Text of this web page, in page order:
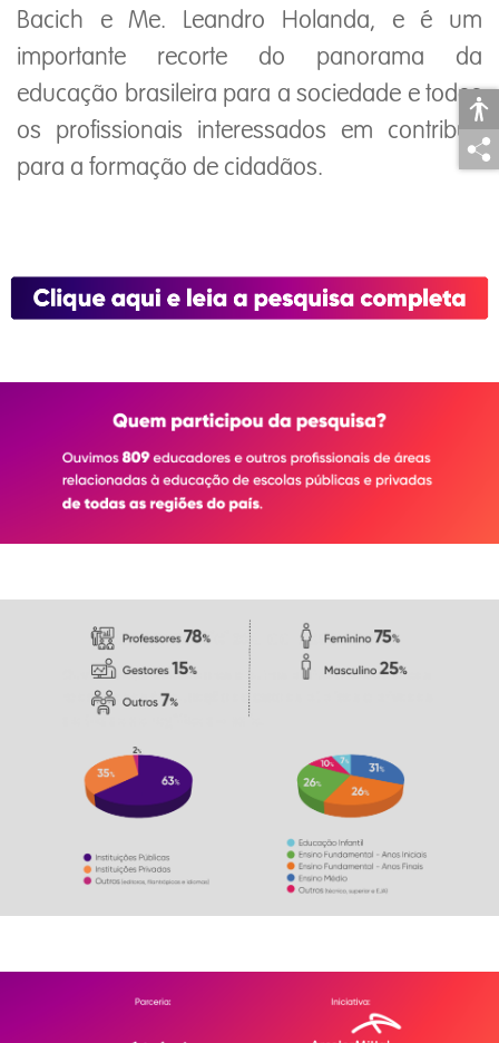
Bacich e Me. Leandro Holanda, e é um
importante recorte do panorama da
educação brasileira para a sociedade e todos
os profissionais interessados em contribuir
para a formação de cidadãos.